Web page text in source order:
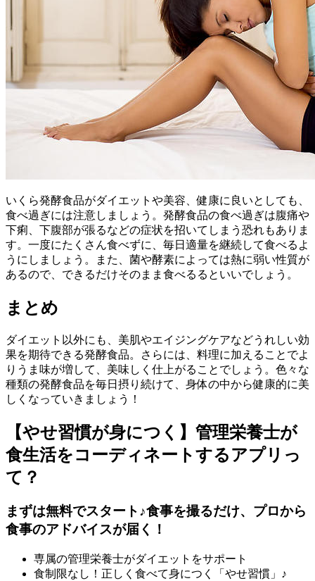
いくら発酵食品がダイエットや美容、健康に良いとしても、
食べ過ぎには注意しましょう。発酵食品の食べ過ぎは腹痛や
下痢、下腹部が張るなどの症状を招いてしまう恐れもありま
す。一度にたくさん食べずに、毎日適量を継続して食べるよ
うにしましょう。また、菌や酵素によっては熱に弱い性質が
あるので、できるだけそのまま食べるるといいでしょう。
まとめ
ダイエット以外にも、美肌やエイジングケアなどうれしい効
果を期待できる発酵食品。さらには、料理に加えることでよ
りうま味が増して、美味しく仕上がることでしょう。色々な
種類の発酵食品を毎日摂り続けて、身体の中から健康的に美
しくなっていきましょう！
【やせ習慣が身につく】管理栄養士が
食生活をコーディネートするアプリっ
て？
まずは無料でスタート♪食事を撮るだけ、プロから
食事のアドバイスが届く！
専属の管理栄養士がダイエットをサポート
食制限なし！正しく食べて身につく「やせ習慣」♪